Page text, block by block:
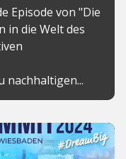
Episode von "Die
in die Welt des